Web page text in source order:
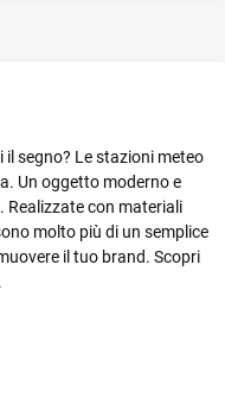
segno? Le stazioni meteo
Un oggetto moderno e
Realizzate con materiali
molto più di un semplice
il tuo brand. Scopri